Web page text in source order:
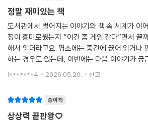
정말 재미있는 책
도서관에서 벌어지는 이야기와 책 속 세계가 이
정이 흥미로웠는지 “이건 좀 게임 같다”면서 끝
해서 읽더라고요. 평소에는 중간에 끊어 읽거나
하는 경우도 있는데, 이번에는 다음 이야기가 궁
스스로 계속 읽는 모습이 인상적이었습니다.특
l*******4 2026.05.20. 신고
종이책
상상력 끝판왕♡